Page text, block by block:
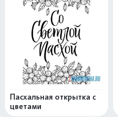
Пасхальная открытка с
цветами